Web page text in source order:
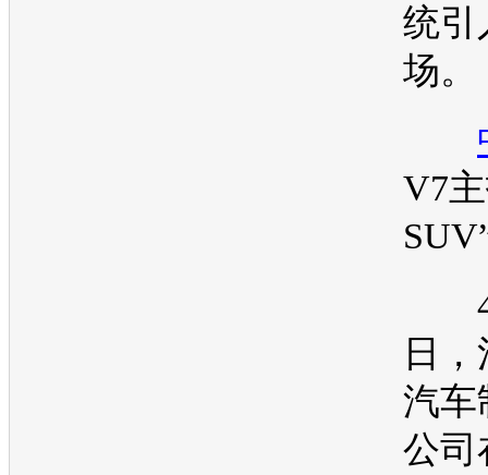
统引
场。
V7
SUV
4
日
汽车
公司